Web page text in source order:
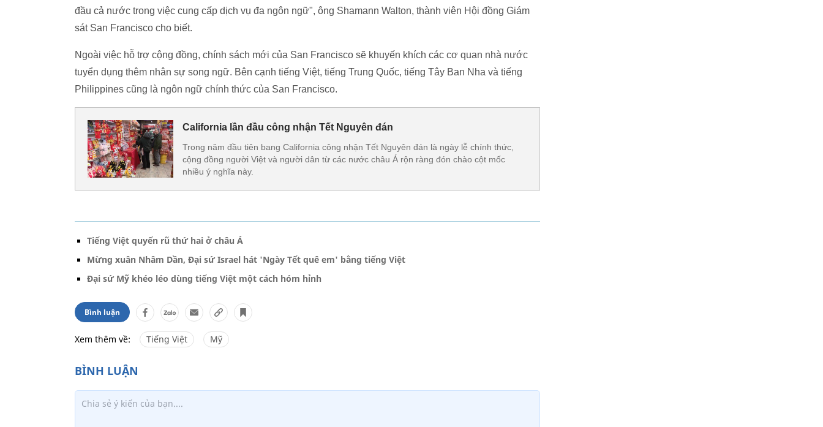
đầu cả nước trong việc cung cấp dịch vụ đa ngôn ngữ", ông Shamann Walton, thành viên Hội đồng Giám
sát San Francisco cho biết.
Ngoài việc hỗ trợ cộng đồng, chính sách mới của San Francisco sẽ khuyến khích các cơ quan nhà nước
tuyển dụng thêm nhân sự song ngữ. Bên cạnh tiếng Việt, tiếng Trung Quốc, tiếng Tây Ban Nha và tiếng
Philippines cũng là ngôn ngữ chính thức của San Francisco.
California lần đầu công nhận Tết Nguyên đán
Trong năm đầu tiên bang California công nhận Tết Nguyên đán là ngày lễ chính thức,
cộng đồng người Việt và người dân từ các nước châu Á rộn ràng đón chào cột mốc
nhiều ý nghĩa này.
Tiếng Việt quyến rũ thứ hai ở châu Á
Mừng xuân Nhâm Dần, Đại sứ Israel hát 'Ngày Tết quê em' bằng tiếng Việt
Đại sứ Mỹ khéo léo dùng tiếng Việt một cách hóm hỉnh
Bình luận
Xem thêm về: Tiếng Việt Mỹ